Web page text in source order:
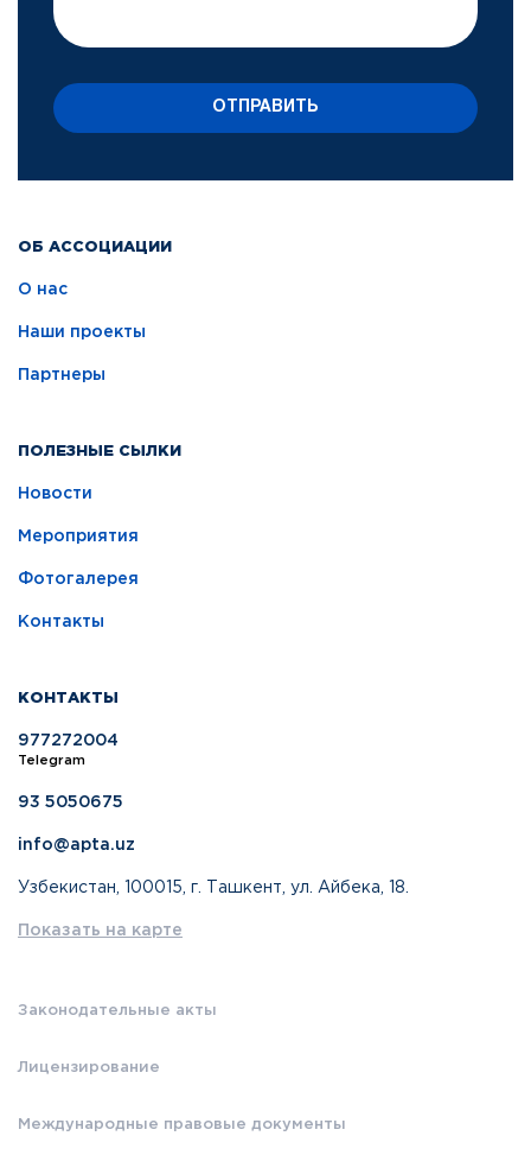
ОБ АССОЦИАЦИИ
О нас
Наши проекты
Партнеры
ПОЛЕЗНЫЕ СЫЛКИ
Новости
Мероприятия
Фотогалерея
Контакты
КОНТАКТЫ
977272004
Telegram
93 5050675
info@apta.uz
Узбекистан, 100015, г. Ташкент, ул. Айбека, 18.
Показать на карте
Законодательные акты
Лицензирование
Международные правовые документы
ОТПРАВИТЬ